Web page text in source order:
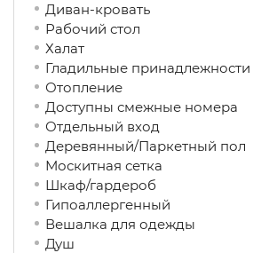
Диван-кровать
Рабочий стол
Халат
Гладильные принадлежности
Отопление
Доступны смежные номера
Отдельный вход
Деревянный/Паркетный пол
Москитная сетка
Шкаф/гардероб
Гипоаллергенный
Вешалка для одежды
Душ